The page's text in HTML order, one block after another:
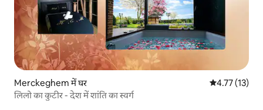
Merckeghem में घर औसत रेटिंग 5 में
4.77 (13)
लिलो का कुटीर - देश में शांति का स्वर्ग